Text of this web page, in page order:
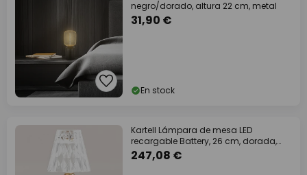
negro/dorado, altura 22 cm, metal
31,90 €
En stock
Kartell Lámpara de mesa LED
recargable Battery, 26 cm, dorada,
IP54
247,08 €